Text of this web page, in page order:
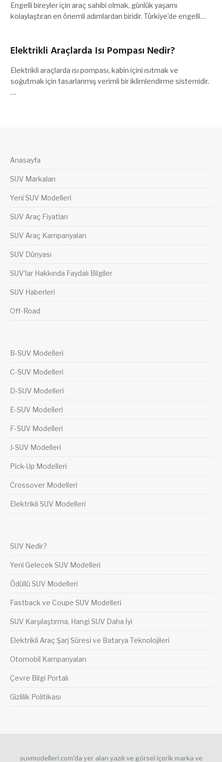
Engelli bireyler için araç sahibi olmak, günlük yaşamı
kolaylaştıran en önemli adımlardan biridir. Türkiye’de engelli…
Elektrikli Araçlarda Isı Pompası Nedir?
Elektrikli araçlarda ısı pompası, kabin içini ısıtmak ve
soğutmak için tasarlanmış verimli bir iklimlendirme sistemidir.
…
Anasayfa
SUV Markaları
Yeni SUV Modelleri
SUV Araç Fiyatları
SUV Araç Kampanyaları
SUV Dünyası
SUV’lar Hakkında Faydalı Bilgiler
SUV Haberleri
Off-Road
B-SUV Modelleri
C-SUV Modelleri
D-SUV Modelleri
E-SUV Modelleri
F-SUV Modelleri
J-SUV Modelleri
Pick-Up Modelleri
Crossover Modelleri
Elektrikli SUV Modelleri
SUV Nedir?
Yeni Gelecek SUV Modelleri
Ödüllü SUV Modelleri
Fastback ve Coupe SUV Modelleri
SUV Karşılaştırma, Hangi SUV Daha İyi
Elektrikli Araç Şarj Süresi ve Batarya Teknolojileri
Otomobil Kampanyaları
Çevre Bilgi Portalı
Gizlilik Politikası
suvmodelleri.com'da yer alan yazılı ve görsel içerik marka ve